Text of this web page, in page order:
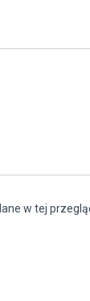
w tej